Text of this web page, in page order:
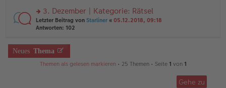
tr
a
g
e
n
er
tr
a
n
g
el
e
n
er
rs
te
n
g
3. Dezember | Kategorie: Rätsel
Letzter Beitrag von Starliner « 05.12.2018, 09:18
Antworten: 102
Neues Thema
Themen als gelesen markieren• 25 Themen • Seite 1 von 1
Gehe zu